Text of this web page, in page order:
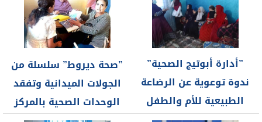
”أدارة أبوتيج الصحية”
ندوة توعوية عن الرضاعة
الطبيعية للأم والطفل
”صحة ديروط” سلسلة من
الجولات الميدانية وتفقد
الوحدات الصحية بالمركز